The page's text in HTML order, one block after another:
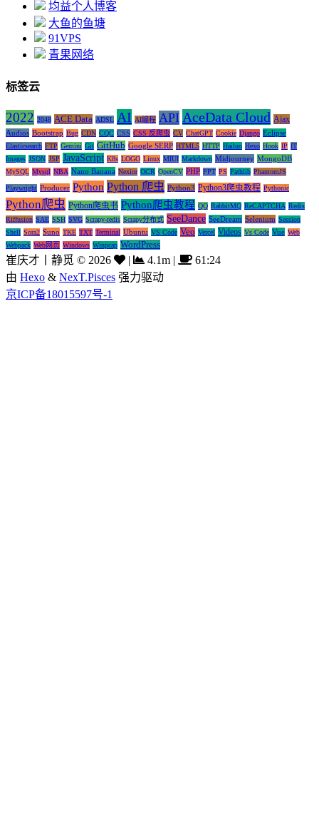
均益个人博客
大鱼的鱼塘
91VPS
青果网络
标签云
2022 2048 ACE Data ADSL AI AI编程 API AceData Cloud Ajax
Audios Bootstrap Bug CDN CQC CSS CSS 反爬虫 CV ChatGPT Cookie Django Eclipse
Elasticsearch FTP Gemini Git GitHub Google SERP HTML5 HTTP Hailuo Hexo Hook IP IT
Images JSON JSP JavaScript K8s LOGO Linux MIUI Markdown Midjourney MongoDB
MySQL Mysql NBA Nano Banana Nexior OCR OpenCV PHP PPT PS Pathlib PhantomJS
Playwright Producer Python Python 爬虫 Python3 Python3爬虫教程 Pythonic
Python爬虫 Python爬虫书 Python爬虫教程 QQ RabbitMQ ReCAPTCHA Redis
Riffusion SAE SSH SVG Scrapy-redis Scrapy分布式 SeeDance SeeDream Selenium Session
Shell Sora2 Suno TKE TXT Terminal Ubuntu VS Code Veo Vercel Videos Vs Code Vue Web
Webpack Web网页 Windows Winpcap WordPress
崔庆才丨静觅 © 2026 | 4.1m |
61:24
由 Hexo & NexT.Pisces 强力驱动
京ICP备18015597号-1